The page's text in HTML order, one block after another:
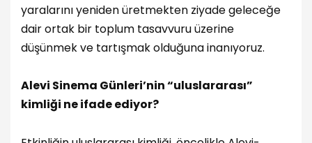
yaralarını yeniden üretmekten ziyade geleceğe
dair ortak bir toplum tasavvuru üzerine
düşünmek ve tartışmak olduğuna inanıyoruz.
Alevi Sinema Günleri’nin “uluslararası”
kimliği ne ifade ediyor?